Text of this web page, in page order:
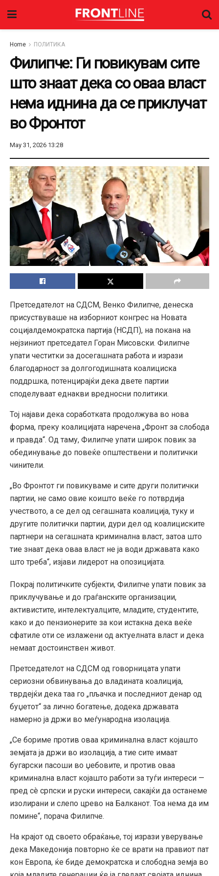
Home ПОЛИТИКА
Филипче: Ги повикувам сите
што знаат дека со оваа власт
нема иднина да се приклучат
во Фронтот
May 31, 2026 13:28
Претседателот на СДСМ, Венко Филипче, денеска
присуствуваше на изборниот конгрес на Новата
социјалдемократска партија (НСДП), на покана на
нејзиниот претседател Горан Мисовски. Филипче
упати честитки за досегашната работа и изрази
благодарност за долгогодишната коалициска
поддршка, потенцирајќи дека двете партии
споделуваат еднакви вредносни политики.
Тој најави дека соработката продолжува во нова
форма, преку коалицијата наречена „Фронт за слобода
и правда“. Од таму, Филипче упати широк повик за
обединување до повеќе општествени и политички
чинители.
„Во Фронтот ги повикуваме и сите други политички
партии, не само овие коишто веќе го потврдија
учеството, а се дел од сегашната коалиција, туку и
другите политички партии, дури дел од коалициските
партнери на сегашната криминална власт, затоа што
тие знаат дека оваа власт не ја води државата како
што треба“, изјави лидерот на опозицијата.
Покрај политичките субјекти, Филипче упати повик за
приклучување и до граѓанските организации,
активистите, интелектуалците, младите, студентите,
како и до пензионерите за кои истакна дека веќе
сфатиле оти се излажени од актуелната власт и дека
немаат достоинствен живот.
Претседателот на СДСМ од говорницата упати
сериозни обвинувања до владината коалиција,
тврдејќи дека таа го „пљачка и последниот денар од
буџетот“ за лично богатење, додека државата
намерно ја држи во меѓународна изолација.
„Се бориме против оваа криминална власт којашто
земјата ја држи во изолација, а тие сите имаат
бугарски пасоши во џебовите, и против оваа
криминална власт којашто работи за туѓи интереси —
пред сè српски и руски интереси, сакајќи да останеме
изолирани и слепо црево на Балканот. Тоа нема да им
помине“, порача Филипче.
На крајот од своето обраќање, тој изрази уверување
дека Македонија повторно ќе се врати на правиот пат
кон Европа, ќе биде демократска и слободна земја во